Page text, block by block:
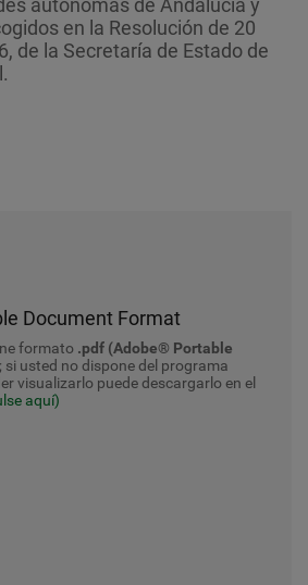
autónomas de Andalucía y
en la Resolución de 20
de la Secretaría de Estado de
Document Format
formato .pdf (Adobe® Portable
; si usted no dispone del programa
visualizarlo puede descargarlo en el
aquí)